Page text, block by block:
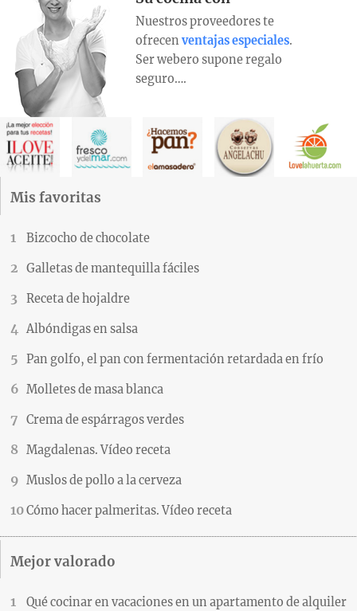
Nuestros proveedores te
ofrecen ventajas especiales.
Ser webero supone regalo
seguro….
Mis favoritas
Bizcocho de chocolate
Galletas de mantequilla fáciles
Receta de hojaldre
Albóndigas en salsa
Pan golfo, el pan con fermentación retardada en frío
Molletes de masa blanca
Crema de espárragos verdes
Magdalenas. Vídeo receta
Muslos de pollo a la cerveza
Cómo hacer palmeritas. Vídeo receta
Mejor valorado
Qué cocinar en vacaciones en un apartamento de alquiler